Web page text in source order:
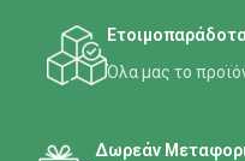
Όλα μας το
Δωρεάν